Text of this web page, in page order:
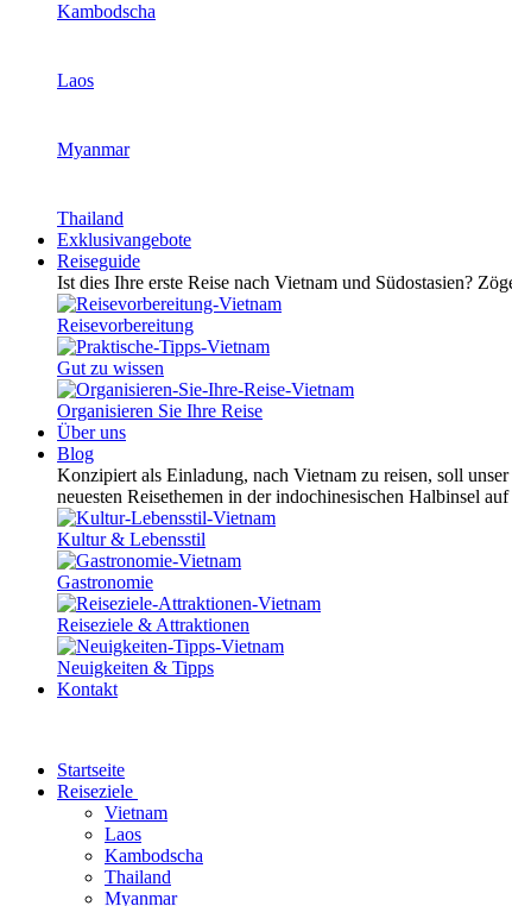
Kambodscha
Laos
Myanmar
Thailand
Exklusivangebote
Reiseguide
Ist dies Ihre erste Reise nach Vietnam und Südostasien?
Reisevorbereitung
Gut zu wissen
Organisieren Sie Ihre Reise
Über uns
Blog
Konzipiert als Einladung, nach Vietnam zu reisen, soll
neuesten Reisethemen in der indochinesischen Halbinsel
Kultur & Lebensstil
Gastronomie
Reiseziele & Attraktionen
Neuigkeiten & Tipps
Kontakt
Startseite
Reiseziele
Vietnam
Laos
Kambodscha
Thailand
Myanmar